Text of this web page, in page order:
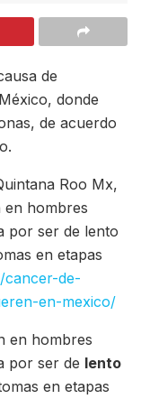
de
donde
de acuerdo
Roo Mx,
en hombres
por ser de lento
en etapas
cancer-de-
en-mexico/
en hombres
por ser de lento
en etapas